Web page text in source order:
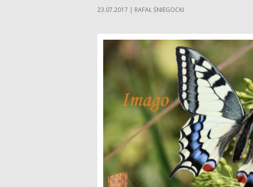
23.07.2017 | RAFAŁ ŚNIEGOCKI